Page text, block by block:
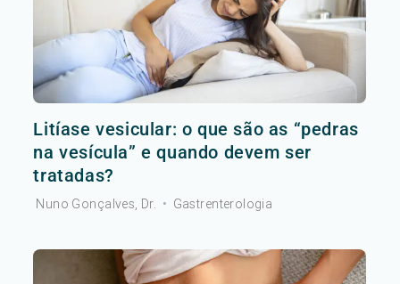
Litíase vesicular: o que são as “pedras
na vesícula” e quando devem ser
tratadas?
Nuno Gonçalves, Dr. • Gastrenterologia